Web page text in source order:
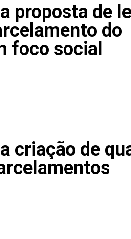
proposta de
do
foco social
criação de